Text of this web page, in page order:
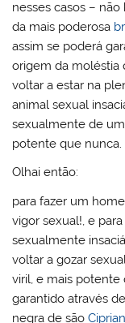
nesses casos –
da mais poderosa
assim se poderá
origem da moléstia
voltar a estar na
animal sexual
sexualmente de
potente que nunca.
Olhai então:
para fazer um
vigor sexual!, e
sexualmente
voltar a gozar
viril, e mais potente
garantido através
negra de são